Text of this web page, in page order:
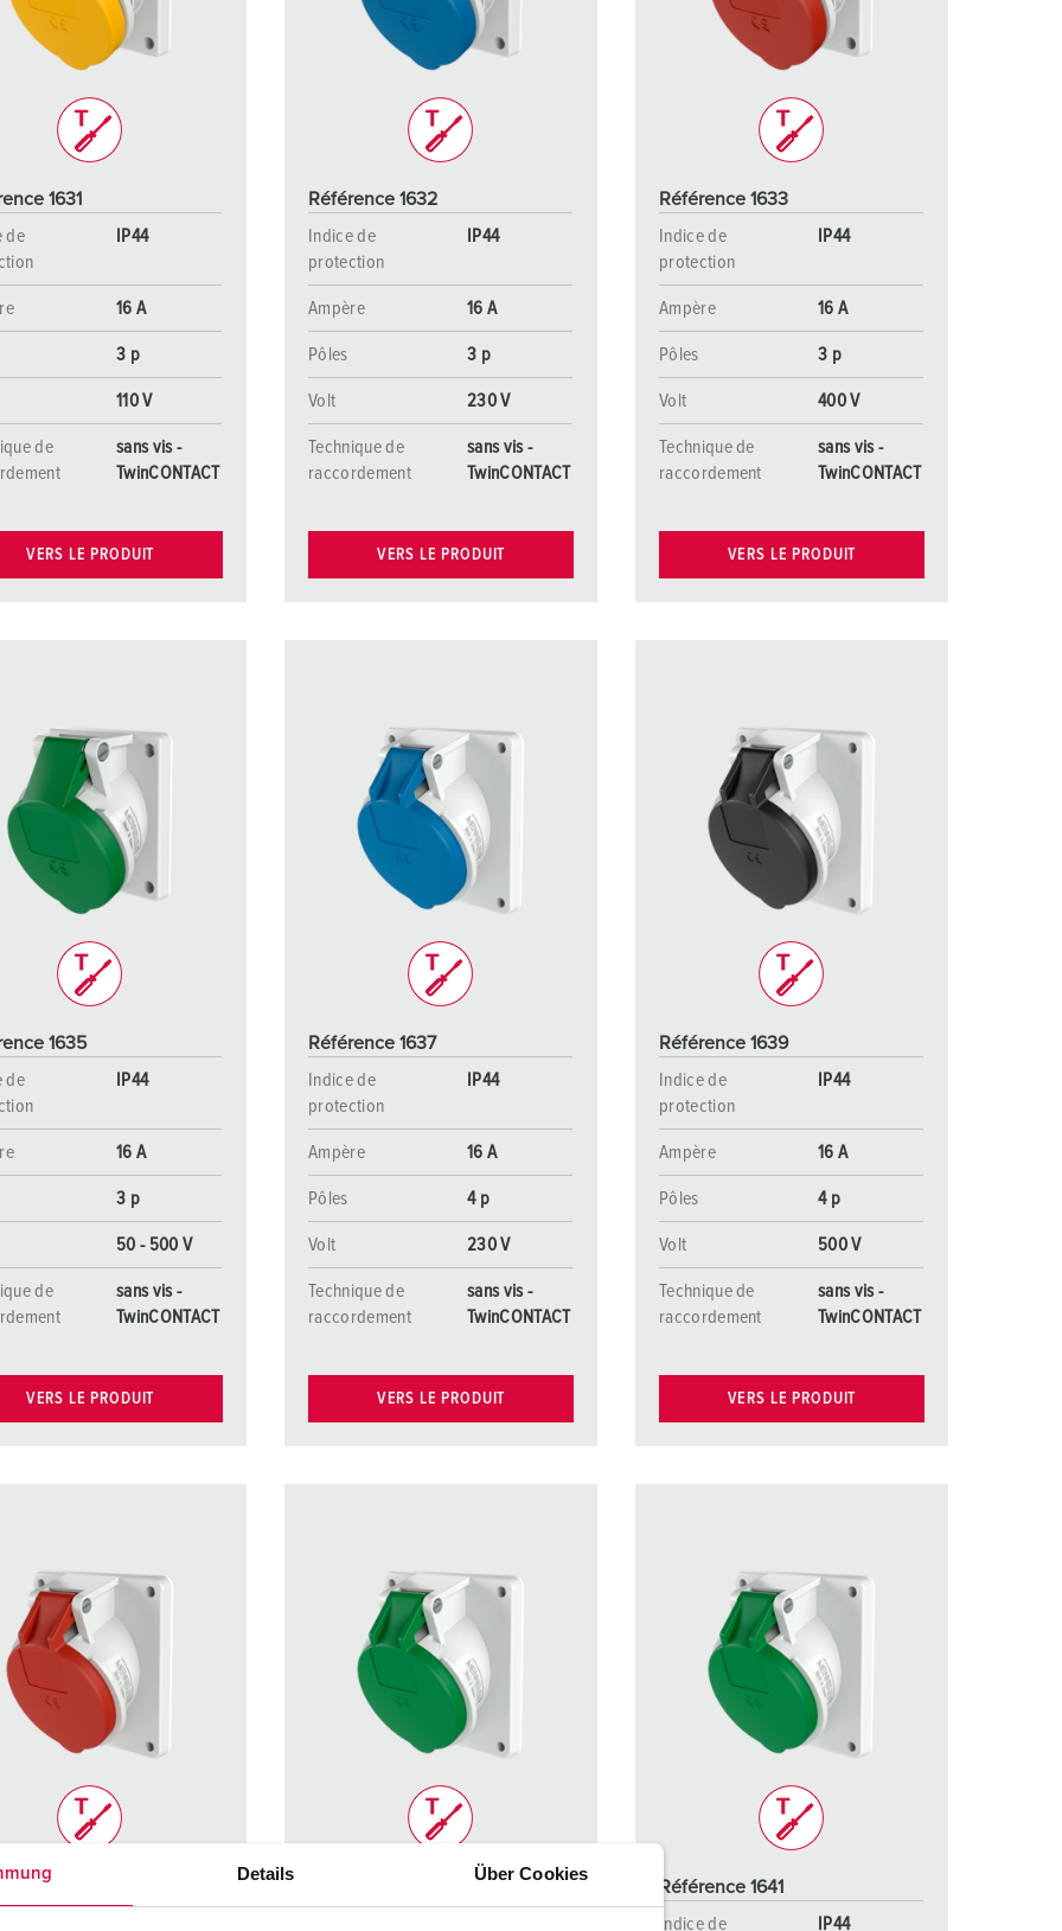
Details Über Cookies
Dispositifs de connexion selon standards internationaux
Transmission de données / réseautique
Produits avec extension et produits complémentaires
Produits complémentaires
Service incendie et protection contre les catastrophes
TM selon norme du matériel militaire
Connectique pour l‘événementiel
1631
de
IP44
16 A
3 p
110 V
de
sans vis -
TwinCONTACT
VERS LE PRODUIT
Référence 1632
Indice de
protection
IP44
Ampère 16 A
Pôles 3 p
Volt 230 V
Technique de
raccordement
sans vis -
TwinCONTACT
VERS LE PRODUIT
Référence 1633
Indice de
protection
IP44
Ampère 16 A
Pôles 3 p
Volt 400 V
Technique de
raccordement
sans vis -
TwinCONTACT
VERS LE PRODUIT
1635
de
IP44
16 A
3 p
50 - 500 V
de
sans vis -
TwinCONTACT
VERS LE PRODUIT
Référence 1637
Indice de
protection
IP44
Ampère 16 A
Pôles 4 p
Volt 230 V
Technique de
raccordement
sans vis -
TwinCONTACT
VERS LE PRODUIT
Référence 1639
Indice de
protection
IP44
Ampère 16 A
Pôles 4 p
Volt 500 V
Technique de
raccordement
sans vis -
TwinCONTACT
VERS LE PRODUIT
1638
Référence 1641
Indice de
IP44